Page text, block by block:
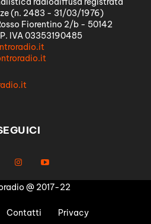
(n. 2483 - 31/03/1976)
Fiorentino 2/b - 50142
IVA 03353190485
@ 2017-22
Contatti Privacy